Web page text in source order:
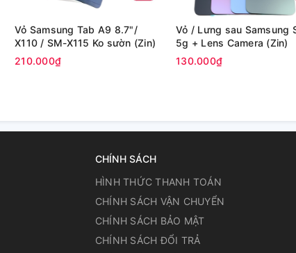
Vỏ Samsung Tab A9 8.7"/
X110 / SM-X115 Ko sườn (Zin)
210.000₫
Vỏ / Lưng sau Samsung
5g + Lens Camera (Zin)
130.000₫
CHÍNH SÁCH
HÌNH THỨC THANH TOÁN
CHÍNH SÁCH VẬN CHUYỂN
CHÍNH SÁCH BẢO MẬT
CHÍNH SÁCH ĐỔI TRẢ